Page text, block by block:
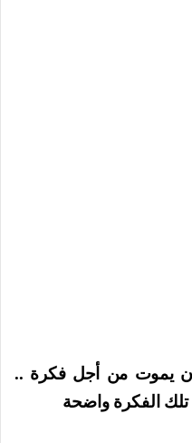
يموت من أجل فكرة ..
الفكرة واضحة